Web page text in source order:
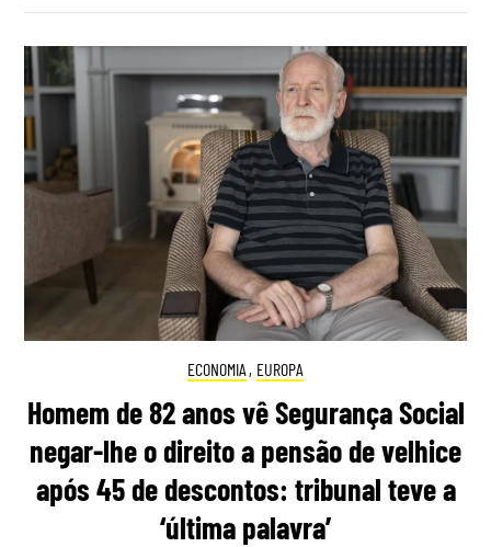
ECONOMIA , EUROPA
Homem de 82 anos vê Segurança Social
negar-lhe o direito a pensão de velhice
após 45 de descontos: tribunal teve a
‘última palavra’